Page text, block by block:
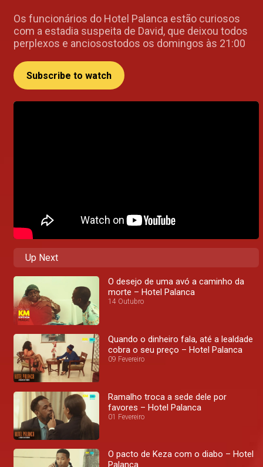
Os funcionários do Hotel Palanca estão curiosos
com a estadia suspeita de David, que deixou todos
perplexos e anciosostodos os domingos às 21:00
Subscribe to watch
Up Next
O desejo de uma avó a caminho da
morte – Hotel Palanca
14 Outubro
Quando o dinheiro fala, até a lealdade
cobra o seu preço – Hotel Palanca
09 Fevereiro
Ramalho troca a sede dele por
favores – Hotel Palanca
01 Fevereiro
O pacto de Keza com o diabo – Hotel
Palanca